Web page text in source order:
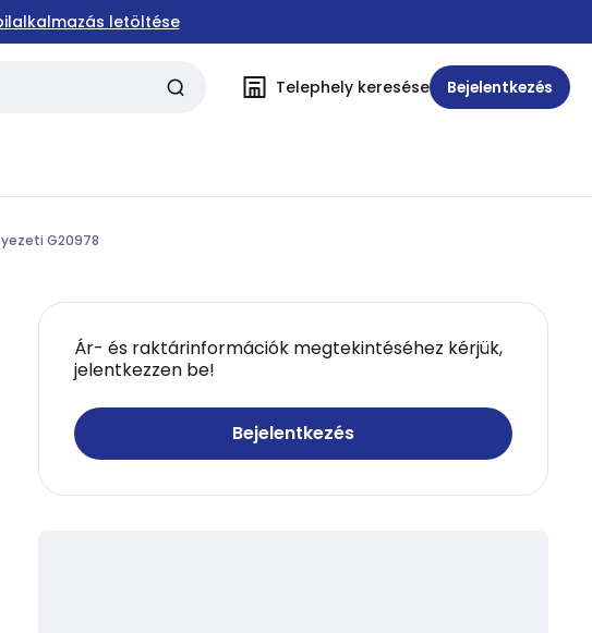
letöltése
Telephely keresése Bejelentkezés
G20978
Ár- és raktárinformációk megtekintéséhez kérjük,
jelentkezzen be!
Bejelentkezés